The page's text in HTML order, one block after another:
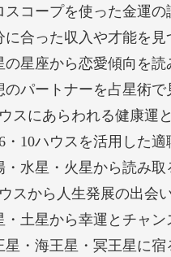
スコープを使った金運の
に合った収入や才能を見
の星座から恋愛傾向を読
のパートナーを占星術で
スにあらわれる健康運
・10ハウスを活用した
・水星・火星から読み取
スから人生発展の出会
・土星から幸運とチャ
星・海王星・冥王星に